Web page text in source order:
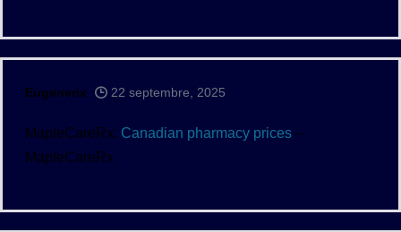
Eugenerix 22 septembre, 2025
MapleCareRx: Canadian pharmacy prices –
MapleCareRx